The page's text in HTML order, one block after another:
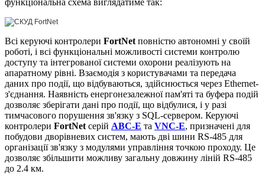
Всі керуючі контролери FortNet повністю автономні у своїй
роботі, і всі функціональні можливості системи контролю
доступу та інтегрованої системи охорони реалізують на
апаратному рівні. Взаємодія з користувачами та передача
даних про події, що відбуваються, здійснюється через Ethernet-
з'єднання. Наявність енергонезалежної пам'яті та буфера подій
дозволяє зберігати дані про події, що відбулися, і у разі
тимчасового порушення зв'язку з SQL-сервером. Керуючі
контролери FortNet серій ABC-E та VNC-E, призначені для
побудови дворівневих систем, мають дві шини RS-485 для
організації зв'язку з модулями управління точкою проходу. Це
дозволяє збільшити можливу загальну довжину ліній RS-485
до 2.4 км.